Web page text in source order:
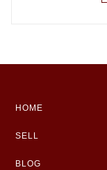
HOME
SELL
BLOG